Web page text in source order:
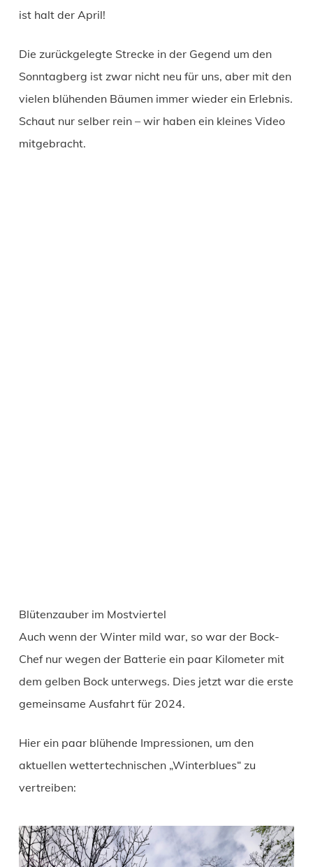
ist halt der April!
Die zurückgelegte Strecke in der Gegend um den
Sonntagberg ist zwar nicht neu für uns, aber mit den
vielen blühenden Bäumen immer wieder ein Erlebnis.
Schaut nur selber rein – wir haben ein kleines Video
mitgebracht.
Blütenzauber im Mostviertel
Auch wenn der Winter mild war, so war der Bock-
Chef nur wegen der Batterie ein paar Kilometer mit
dem gelben Bock unterwegs. Dies jetzt war die erste
gemeinsame Ausfahrt für 2024.
Hier ein paar blühende Impressionen, um den
aktuellen wettertechnischen „Winterblues“ zu
vertreiben: